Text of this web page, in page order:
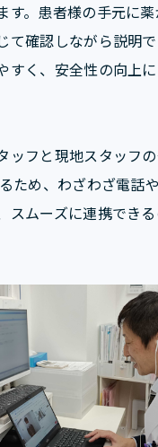
す。患者様の手元に
て確認しながら説明
すく、安全性の向上
ッフと現地スタッフ
ため、わざわざ電話
スムーズに連携でき